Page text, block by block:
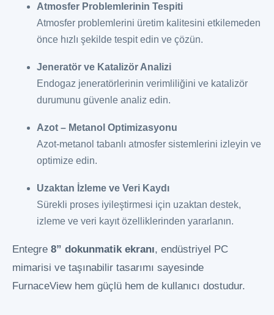
Atmosfer Problemlerinin Tespiti
Atmosfer problemlerini üretim kalitesini etkilemeden
önce hızlı şekilde tespit edin ve çözün.
Jeneratör ve Katalizör Analizi
Endogaz jeneratörlerinin verimliliğini ve katalizör
durumunu güvenle analiz edin.
Azot – Metanol Optimizasyonu
Azot-metanol tabanlı atmosfer sistemlerini izleyin ve
optimize edin.
Uzaktan İzleme ve Veri Kaydı
Sürekli proses iyileştirmesi için uzaktan destek,
izleme ve veri kayıt özelliklerinden yararlanın.
Entegre 8” dokunmatik ekranı, endüstriyel PC
mimarisi ve taşınabilir tasarımı sayesinde
FurnaceView hem güçlü hem de kullanıcı dostudur.